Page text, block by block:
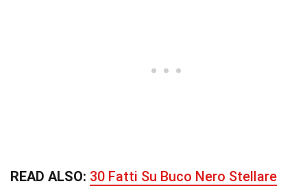
READ ALSO: 30 Fatti Su Buco Nero Stellare